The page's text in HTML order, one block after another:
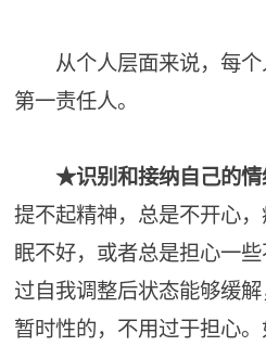
从个人层面来说，每个
第一责任人。
★识别和接纳自己的情
提不起精神，总是不开心
眠不好，或者总是担心一
过自我调整后状态能够缓
暂时性的，不用过于担心